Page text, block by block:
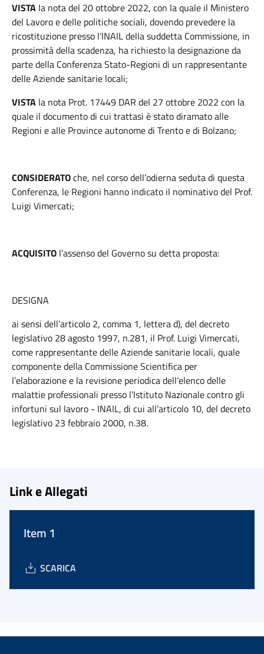
VISTA la nota del 20 ottobre 2022, con la quale il Ministero
del Lavoro e delle politiche sociali, dovendo prevedere la
ricostituzione presso l’INAIL della suddetta Commissione, in
prossimità della scadenza, ha richiesto la designazione da
parte della Conferenza Stato-Regioni di un rappresentante
delle Aziende sanitarie locali;
VISTA la nota Prot. 17449 DAR del 27 ottobre 2022 con la
quale il documento di cui trattasi è stato diramato alle
Regioni e alle Province autonome di Trento e di Bolzano;
CONSIDERATOche, nel corso dell’odierna seduta di questa
Conferenza, le Regioni hanno indicato il nominativo del Prof.
Luigi Vimercati;
ACQUISITO l’assenso del Governo su detta proposta:
DESIGNA
ai sensi dell’articolo 2, comma 1, lettera d), del decreto
legislativo 28 agosto 1997, n.281, il Prof. Luigi Vimercati,
come rappresentante delle Aziende sanitarie locali, quale
componente della Commissione Scientifica per
l’elaborazione e la revisione periodica dell’elenco delle
malattie professionali presso l’Istituto Nazionale contro gli
infortuni sul lavoro - INAIL, di cui all’articolo 10, del decreto
legislativo 23 febbraio 2000, n.38.
Link e Allegati
Item 1
SCARICA